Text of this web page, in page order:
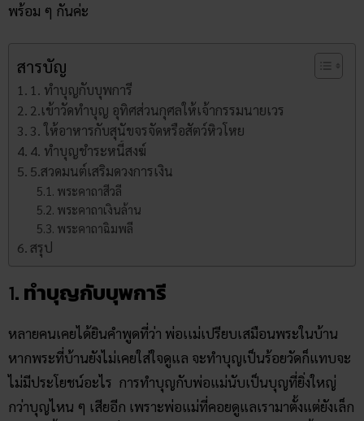
พร้อม ๆ กันค่ะ
สารบัญ
1. ทำบุญกับบุพการี
2.เข้าวัดทำบุญ อุทิศส่วนกุศลให้เจ้ากรรมนายเวร
3. ให้อาหารกับสุนัขจรจัดหรือสัตว์หิวโหย
4. ทำบุญชำระหนี้สงฆ์
5.สวดมนต์เสริมดวงการเงิน
พระคาถาสีวลี
พระคาถาเงินล้าน
พระคาถาฉิมพลี
สรุป
1. ทำบุญกับบุพการี
หลายคนเคยได้ยินคำพูดที่ว่า พ่อเเม่เปรียบเสมือนพระในบ้าน
หากพระที่บ้านยังไม่เคยใส่ใจดูแล จะทำบุญเป็นร้อยวัดก็แทบจะ
ไม่มีประโยชน์อะไร การทำบุญกับพ่อแม่นับเป็นบุญที่ยิ่งใหญ่
กว่าบุญไหน ๆ เสียอีก เพราะพ่อแม่ที่คอยดูแลเรามาตั้งแต่ยังเล็ก